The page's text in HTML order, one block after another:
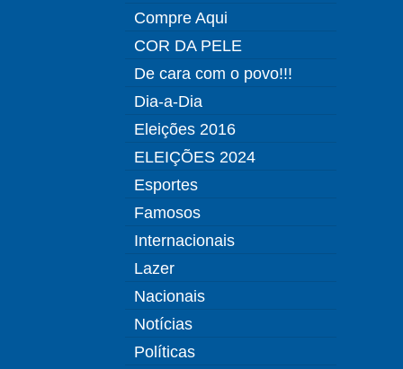
Compre Aqui
COR DA PELE
De cara com o povo!!!
Dia-a-Dia
Eleições 2016
ELEIÇÕES 2024
Esportes
Famosos
Internacionais
Lazer
Nacionais
Notícias
Políticas